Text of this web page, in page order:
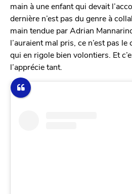
main à une enfant qui devait
dernière n’est pas du genre à
main tendue par Adrian
l’auraient mal pris, ce n’est pas
qui en rigole bien volontiers. Et
l’apprécie tant.